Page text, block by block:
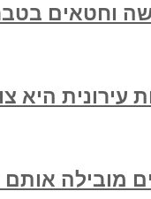
וחטאים
היא
מובילה אותם